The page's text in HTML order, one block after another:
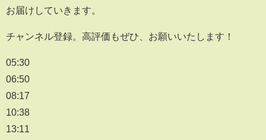
お届けしていきます。
チャンネル登録。高評価もぜひ、お願いいたします！
05:30
06:50
08:17
10:38
13:11